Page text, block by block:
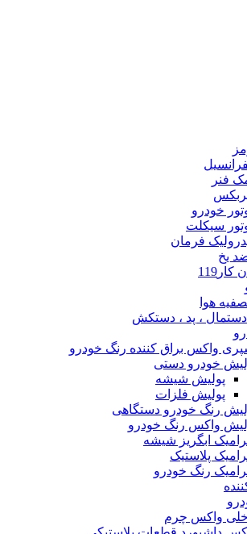
فنر
خودرو
سیکلت
فرمان
یخ
هوا
دستمال ، پد ، دستکش
واکس براق کننده رنگ خودرو
خودرو دستی
پولیش شیشه
پولیش فلزات
رنگ خودرو دستگاهی
واکس رنگ خودرو
ابگریز شیشه
پلاستیک
رنگ خودرو
واکس چرم